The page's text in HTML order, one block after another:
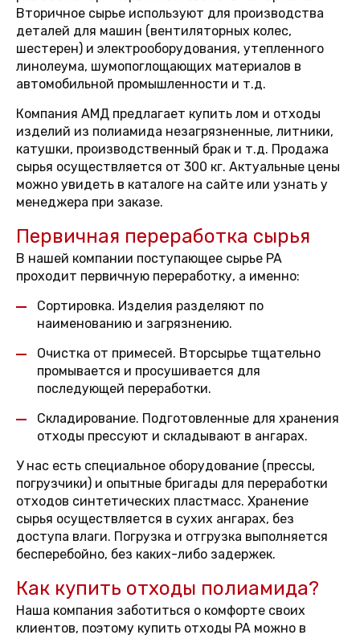
Вторичное сырье используют для производства
деталей для машин (вентиляторных колес,
шестерен) и электрооборудования, утепленного
линолеума, шумопоглощающих материалов в
автомобильной промышленности и т.д.
Компания АМД предлагает купить лом и отходы
изделий из полиамида незагрязненные, литники,
катушки, производственный брак и т.д. Продажа
сырья осуществляется от 300 кг. Актуальные цены
можно увидеть в каталоге на сайте или узнать у
менеджера при заказе.
Первичная переработка сырья
В нашей компании поступающее сырье PA
проходит первичную переработку, а именно:
Сортировка. Изделия разделяют по
наименованию и загрязнению.
Очистка от примесей. Вторсырье тщательно
промывается и просушивается для
последующей переработки.
Складирование. Подготовленные для хранения
отходы прессуют и складывают в ангарах.
У нас есть специальное оборудование (прессы,
погрузчики) и опытные бригады для переработки
отходов синтетических пластмасс. Хранение
сырья осуществляется в сухих ангарах, без
доступа влаги. Погрузка и отгрузка выполняется
бесперебойно, без каких-либо задержек.
Как купить отходы полиамида?
Наша компания заботиться о комфорте своих
клиентов, поэтому купить отходы PA можно в